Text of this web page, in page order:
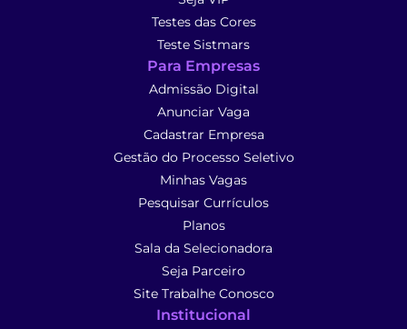
Testes das Cores
Teste Sistmars
Para Empresas
Admissão Digital
Anunciar Vaga
Cadastrar Empresa
Gestão do Processo Seletivo
Minhas Vagas
Pesquisar Currículos
Planos
Sala da Selecionadora
Seja Parceiro
Site Trabalhe Conosco
Institucional